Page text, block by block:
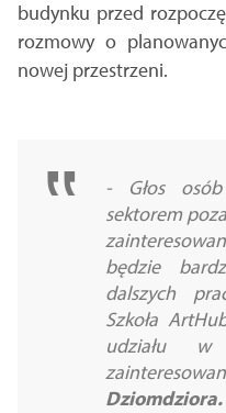
budynku przed
rozmowy o
nowej przestrzeni.
- Głos
sektorem
będzie
dalszych
Szkoła
udziału w
Dziomdziora.